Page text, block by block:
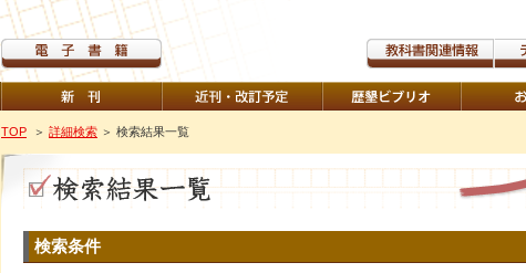
TOP ＞ 詳細検索 ＞ 検索結果一覧
検索条件